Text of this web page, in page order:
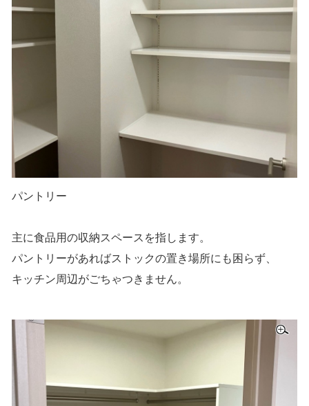
パントリー
主に食品用の収納スペースを指します。
パントリーがあればストックの置き場所にも困らず、
キッチン周辺がごちゃつきません。